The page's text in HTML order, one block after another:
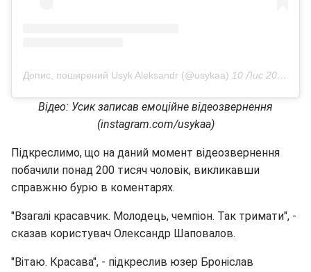
Допис, поширений Usyk Aleksandr (@usykaa) 10 Лис 2018 р. о 6:02 PST
Відео: Усик записав емоційне відеозвернення
(instagram.com/usykaa)
Підкреслимо, що на даний момент відеозвернення
побачили понад 200 тисяч чоловік, викликавши
справжню бурю в коментарях.
"Взагалі красавчик. Молодець, чемпіон. Так тримати", -
сказав користувач Олександр Шаповалов.
"Вітаю. Красава", - підкреслив юзер Броніслав